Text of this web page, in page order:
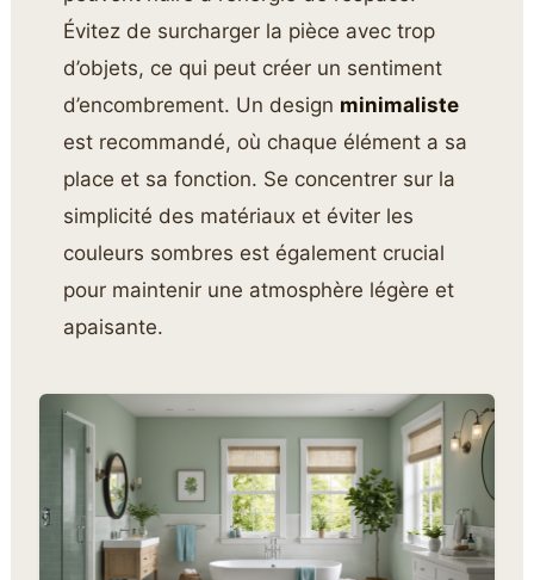
Évitez de surcharger la pièce avec trop
d’objets, ce qui peut créer un sentiment
d’encombrement. Un design minimaliste
est recommandé, où chaque élément a sa
place et sa fonction. Se concentrer sur la
simplicité des matériaux et éviter les
couleurs sombres est également crucial
pour maintenir une atmosphère légère et
apaisante.